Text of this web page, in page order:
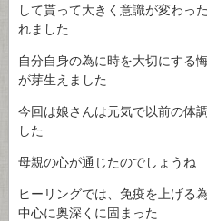
して貰って大きく意識が変わっ
れました
自分自身の為に時を大切にする
が芽生えました
今回は娘さんは元気で以前の体
した
母親の心が通じたのでしょうね
ヒーリングでは、免疫を上げる
中心に奥深くに固まった